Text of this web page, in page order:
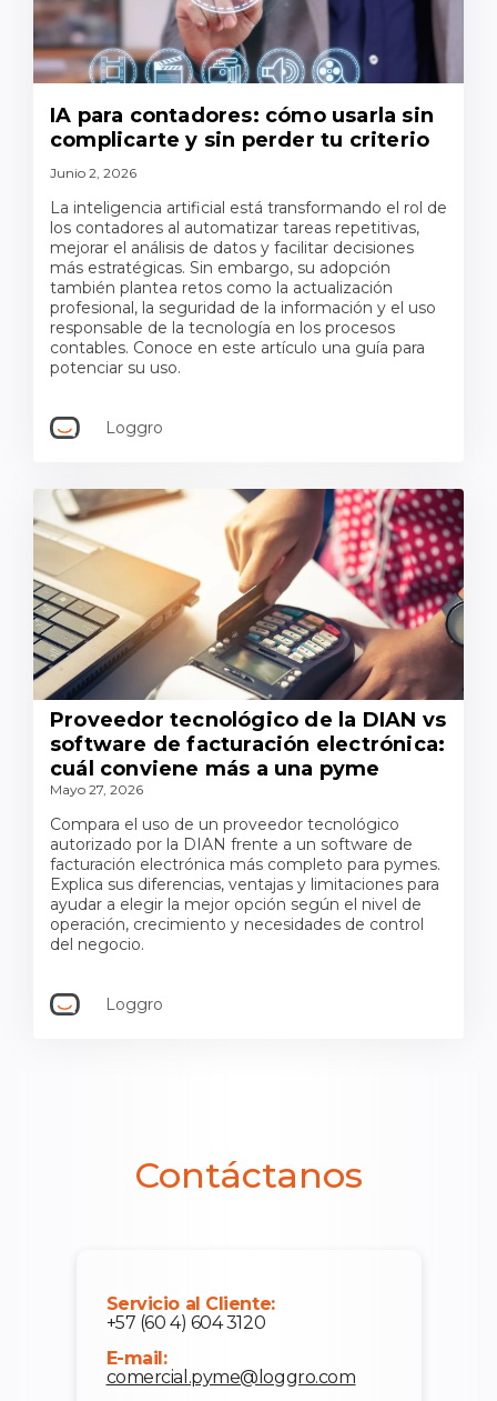
IA para contadores: cómo usarla sin
complicarte y sin perder tu criterio
Junio 2, 2026
La inteligencia artificial está transformando el rol de
los contadores al automatizar tareas repetitivas,
mejorar el análisis de datos y facilitar decisiones
más estratégicas. Sin embargo, su adopción
también plantea retos como la actualización
profesional, la seguridad de la información y el uso
responsable de la tecnología en los procesos
contables. Conoce en este artículo una guía para
potenciar su uso.
Loggro
Proveedor tecnológico de la DIAN vs
software de facturación electrónica:
cuál conviene más a una pyme
Mayo 27, 2026
Compara el uso de un proveedor tecnológico
autorizado por la DIAN frente a un software de
facturación electrónica más completo para pymes.
Explica sus diferencias, ventajas y limitaciones para
ayudar a elegir la mejor opción según el nivel de
operación, crecimiento y necesidades de control
del negocio.
Loggro
Contáctanos
Servicio al Cliente:
+57 (60 4) 604 3120
E-mail:
comercial.pyme@loggro.com